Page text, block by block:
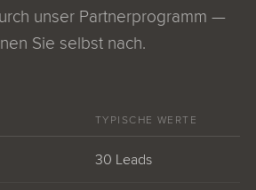
unser Partnerprogramm —
Sie selbst nach.
TYPISCHE WERTE
30 Leads